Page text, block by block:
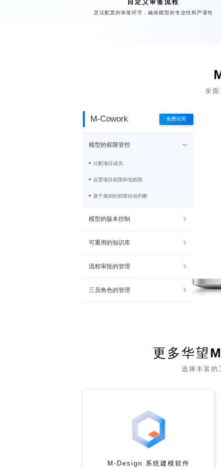
自定义审签流程
灵活配置的审签环节，确保模型的专业性和严谨性
全
M-Cowork 免费试用
模型的权限管控
分配项目成员
设置项目权限和包权限
基于规则的权限自动判断
模型的版本控制
可重用的知识库
流程审批的管理
三员角色的管理
更多华望
选择丰富的
M-Design 系统建模软件